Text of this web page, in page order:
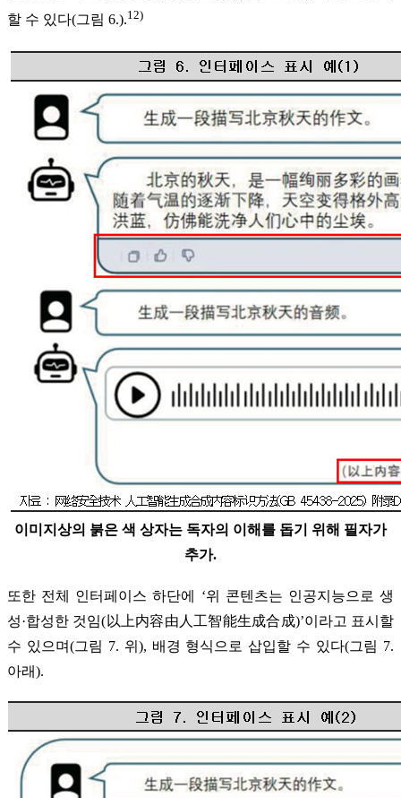
할 수 있다(그림 6.).12)
이미지상의 붉은 색 상자는 독자의 이해를 돕기 위해 필자가
추가.
또한 전체 인터페이스 하단에 ‘위 콘텐츠는 인공지능으로 생
성·합성한 것임(以上内容由人工智能生成合成)’이라고 표시할
수 있으며(그림 7. 위), 배경 형식으로 삽입할 수 있다(그림 7.
아래).